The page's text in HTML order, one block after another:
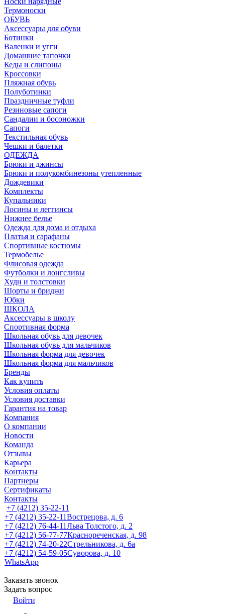
Термоноски
ОБУВЬ
Аксессуары для обуви
Ботинки
Валенки и угги
Домашние тапочки
Кеды и слипоны
Кроссовки
Пляжная обувь
Полуботинки
Праздничные туфли
Резиновые сапоги
Сандалии и босоножки
Сапоги
Текстильная обувь
Чешки и балетки
ОДЕЖДА
Брюки и джинсы
Брюки и полукомбинезоны утепленные
Дождевики
Комплекты
Купальники
Лосины и леггинсы
Нижнее белье
Одежда для дома и отдыха
Платья и сарафаны
Спортивные костюмы
Термобелье
Флисовая одежда
Футболки и лонгсливы
Худи и толстовки
Шорты и бриджи
Юбки
ШКОЛА
Аксессуары в школу
Спортивная форма
Школьная обувь для девочек
Школьная обувь для мальчиков
Школьная форма для девочек
Школьная форма для мальчиков
Бренды
Как купить
Условия оплаты
Условия доставки
Гарантия на товар
Компания
О компании
Новости
Команда
Отзывы
Карьера
Контакты
Партнеры
Сертификаты
Контакты
+7 (4212) 35-22-11
+7 (4212) 35-22-11Вострецова, д. 6
+7 (4212) 76-44-11Льва Толстого, д. 2
+7 (4212) 56-77-77Краснореченская, д. 98
+7 (4212) 74-20-22Стрельникова, д. 6а
+7 (4212) 54-59-05Суворова, д. 10
WhatsApp
Заказать звонок
Задать вопрос
Войти